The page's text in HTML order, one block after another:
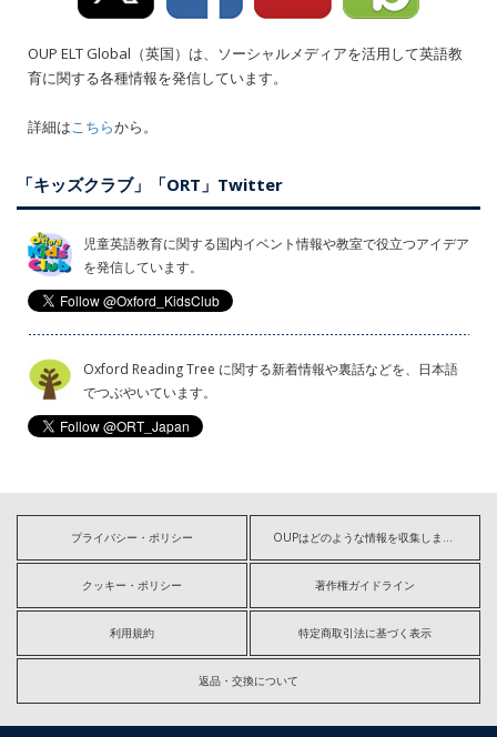
OUP ELT Global（英国）は、ソーシャルメディアを活用して英語教
育に関する各種情報を発信しています。
詳細はこちらから。
「キッズクラブ」「ORT」Twitter
児童英語教育に関する国内イベント情報や教室で役立つアイデア
を発信しています。
Oxford Reading Tree に関する新着情報や裏話などを、日本語
でつぶやいています。
プライバシー・ポリシー OUPはどのような情報を収集しますか?
クッキー・ポリシー 著作権ガイドライン
利用規約 特定商取引法に基づく表示
返品・交換について